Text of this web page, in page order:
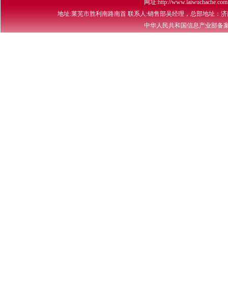
网址:http://
地址:莱芜市胜利南路南首 联系人:销售部吴经理，总部地址：
中华人民共和国信息产业部备